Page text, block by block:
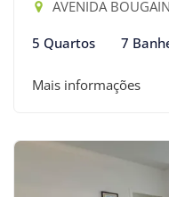
AVENIDA
5 Quartos 7
Mais informações